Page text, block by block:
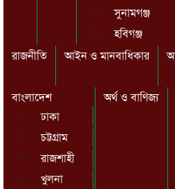
সুনামগঞ্জ
হবিগঞ্জ
রাজনীতি আইন ও মানবাধিকার
বাংলাদেশ
ঢাকা
চট্টগ্রাম
রাজশাহী
খুলনা
অর্থ ও বাণিজ্য